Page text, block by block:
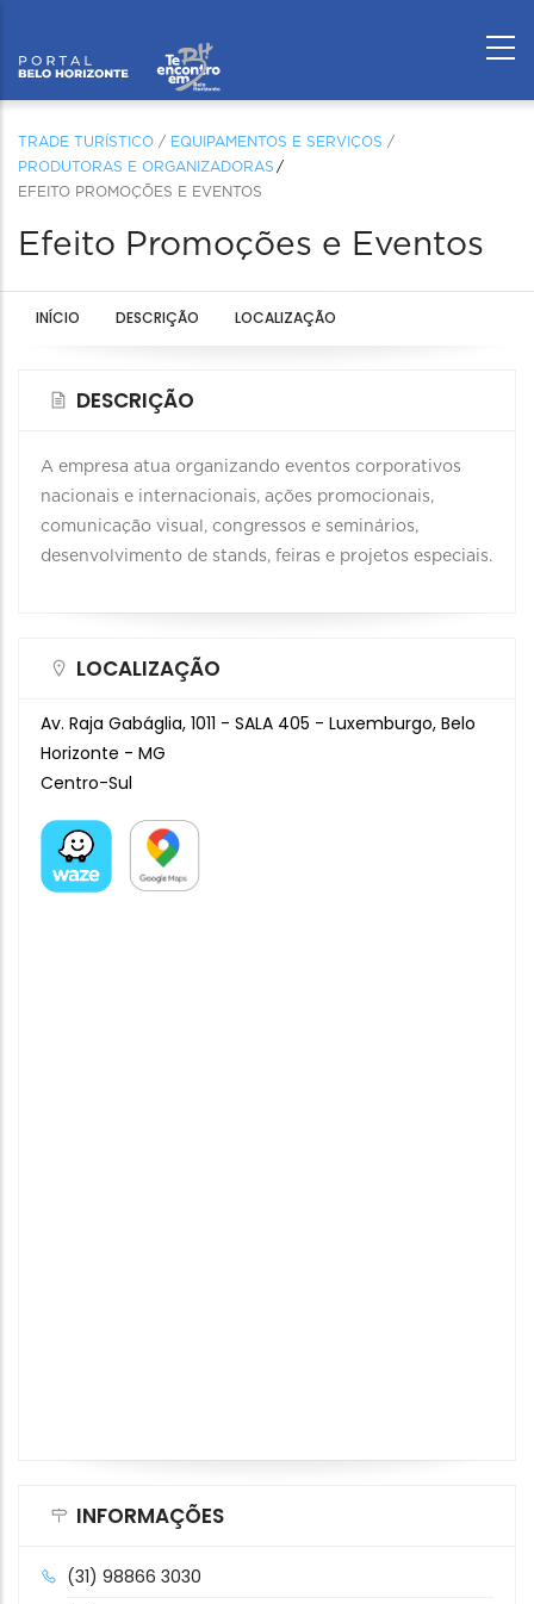
TRADE TURÍSTICO / EQUIPAMENTOS E SERVIÇOS /
PRODUTORAS E ORGANIZADORAS
EFEITO PROMOÇÕES E EVENTOS
Efeito Promoções e Eventos
INÍCIO DESCRIÇÃO LOCALIZAÇÃO
DESCRIÇÃO
A empresa atua organizando eventos corporativos
nacionais e internacionais, ações promocionais,
comunicação visual, congressos e seminários,
desenvolvimento de stands, feiras e projetos especiais.
LOCALIZAÇÃO
Av. Raja Gabáglia, 1011 - SALA 405 - Luxemburgo, Belo
Horizonte - MG
Centro-Sul
INFORMAÇÕES
(31) 98866 3030